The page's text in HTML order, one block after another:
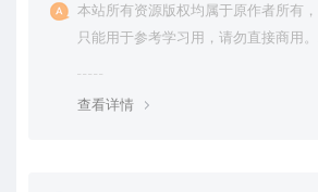
本站所有资源版权均属于原作者所有
只能用于参考学习用，请勿直接商用
查看详情